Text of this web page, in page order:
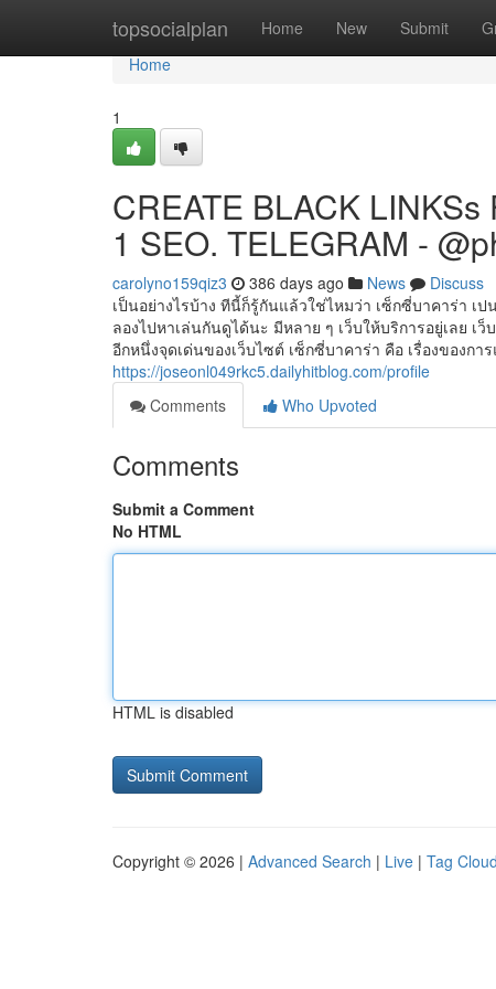
topsocialplan Home New Submit
Home
Home
1
CREATE BLACK
1 SEO. TELEGRAM -
carolyno159qiz3 386 days ago News
Discuss
เป็นอย่างไรบ้าง ทีนี้ก็รู้กันแล้วใช่ไหมว่า เซ็กซี่บาคาร่า เ
ลองไปหาเล่นกันดูได้นะ มีหลาย ๆ เว็บให้บริการอยู่เลย
อีกหนึ่งจุดเด่นของเว็บไซต์ เซ็กซี่บาคาร่า คือ เรื่องของก
https://joseonl049rkc5.dailyhitblog.com/profile
Comments
Who Upvoted
Comments
Submit a Comment
No HTML
HTML is disabled
Copyright © 2026 | Advanced Search | Live | Tag Cloud